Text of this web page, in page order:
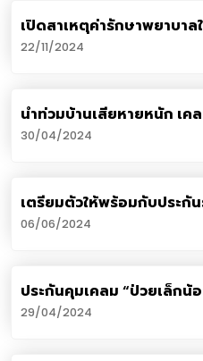
เปิดสาเหตุค่ารักษาพยาบาล
ท้าทายทุกภาคส่วน
22/11/2024
น้ำท่วมบ้านเสียหายหนัก เค
30/04/2024
เตรียมตัวให้พร้อมกับประกั
บทบาทในประเทศไทย
06/06/2024
ประกันคุมเคลม “ป่วยเล็กน้
ไม่แพงเกินควร
29/04/2024